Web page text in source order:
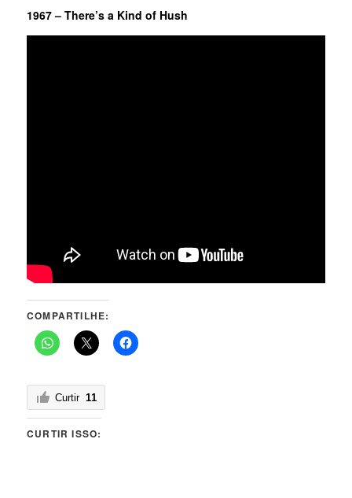
1967 – There’s a Kind of Hush
COMPARTILHE:
Curtir 11
CURTIR ISSO: